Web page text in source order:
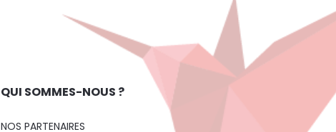
QUI SOMMES-NOUS ?
NOS PARTENAIRES